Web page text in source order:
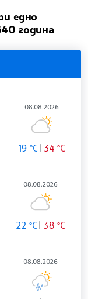
едно
година
08.08.2026
19 °C 34 °C
08.08.2026
22 °C 38 °C
08.08.2026